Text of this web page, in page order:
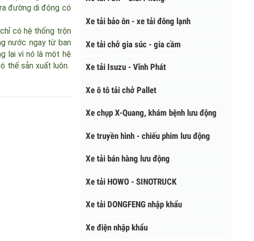
áp dụng cho các
đường di động có
chỉ có hệ thống trộn
nước ngay từ ban
lại vì nó là một hệ
thể sản xuất luôn.